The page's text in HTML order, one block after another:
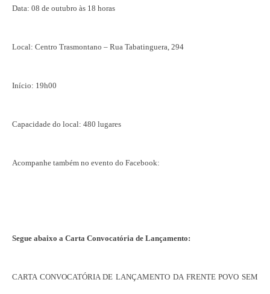
Data: 08 de outubro às 18 horas
Local: Centro Trasmontano – Rua Tabatinguera, 294
Início: 19h00
Capacidade do local: 480 lugares
Acompanhe também no evento do Facebook:
Segue abaixo a Carta Convocatória de Lançamento:
CARTA CONVOCATÓRIA DE LANÇAMENTO DA FRENTE POVO SEM